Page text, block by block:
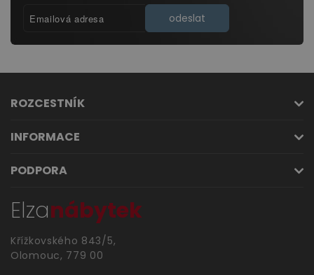
odeslat
ROZCESTNÍK
INFORMACE
PODPORA
Elzanábytek
Křížkovského 843/5,
Olomouc, 779 00